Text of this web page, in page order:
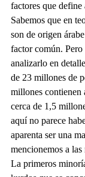
factores que
Sabemos que en
son de origen
factor común. Pero
analizarlo en
de 23 millones de
millones contienen
cerca de 1,5
aquí no parece
aparenta ser una
mencionemos a las
La primeros